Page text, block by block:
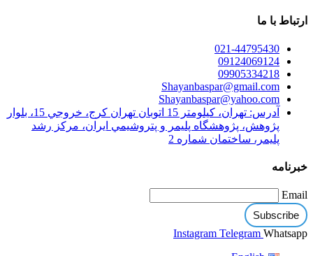
ارتباط با ما
021-44795430
09124069124
09905334218
Shayanbaspar@gmail.com
Shayanbaspar@yahoo.com
آدرس: تهران، كيلومتر 15 اتوبان تهران كرج،‌ خروجي 15، بلوار
پژوهش، پژوهشگاه پليمر و پتروشيمي ايران، مركز رشد
پليمر، ساختمان شماره 2
خبرنامه
Email
Instagram Telegram Whatsapp